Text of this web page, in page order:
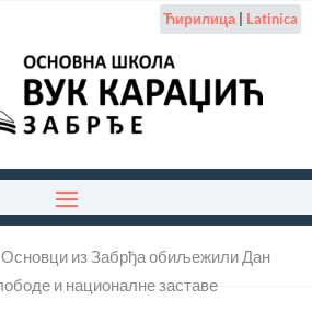
Ћирилица| Latinica
Основци из Забрђа обиљежили Дан
и националне заставе